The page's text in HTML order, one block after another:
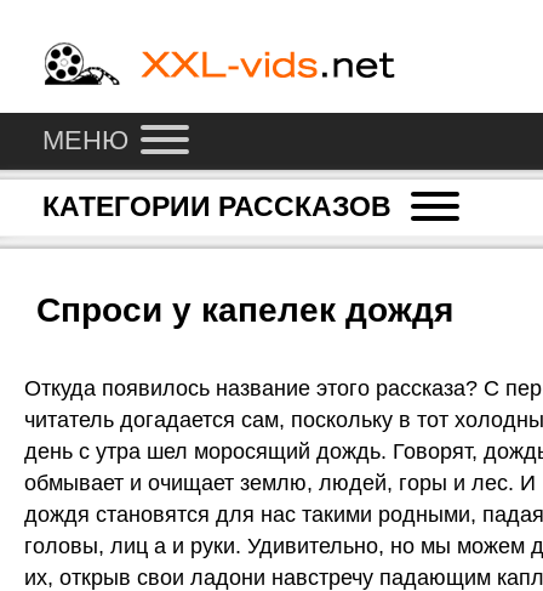
МЕНЮ
КАТЕГОРИИ РАССКАЗОВ
Спроси у капелек дождя
Откуда появилось название этого рассказа? С
читатель догадается сам, поскольку в тот
день с утра шел моросящий дождь. Говорят,
обмывает и очищает землю, людей, горы и лес. И
дождя становятся для нас такими родными,
головы, лиц а и руки. Удивительно, но мы можем
их, открыв свои ладони навстречу падающим